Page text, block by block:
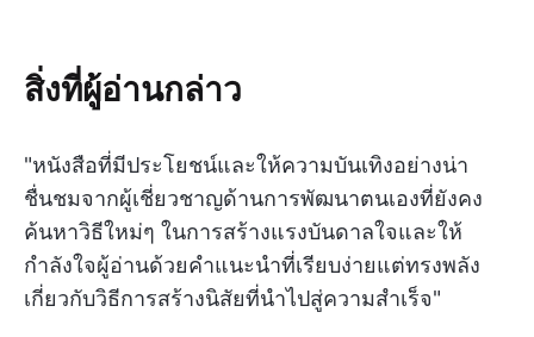
สิ่งที่ผู้อ่านกล่าว
"หนังสือที่มีประโยชน์และให้ความบันเทิงอย่างน่า
ชื่นชมจากผู้เชี่ยวชาญด้านการพัฒนาตนเองที่ยังคง
ค้นหาวิธีใหม่ๆ ในการสร้างแรงบันดาลใจและให้
กำลังใจผู้อ่านด้วยคำแนะนำที่เรียบง่ายแต่ทรงพลัง
เกี่ยวกับวิธีการสร้างนิสัยที่นำไปสู่ความสำเร็จ"